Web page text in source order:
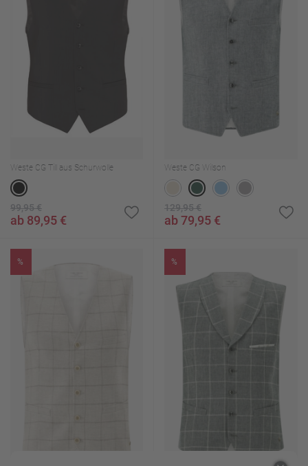
Weste CG Till aus Schurwolle
99,95 €
ab 89,95 €
Weste CG Wilson
129,95 €
ab 79,95 €
% %